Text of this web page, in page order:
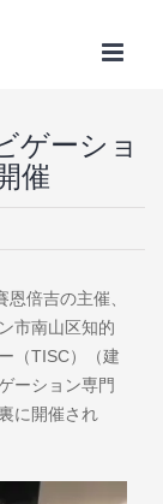
ゲーショ
催
倍吉の主催、
市南山区知的
（TISC）（建
ーション専門
に開催され